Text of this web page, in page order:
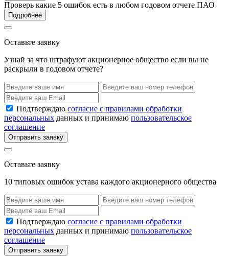
Проверь какие 5 ошибок есть в любом годовом отчете ПАО
Подробнее
Оставьте заявку
Узнай за что штрафуют акционерное общество если вы не
раскрыли в годовом отчете?
Подтверждаю согласие с правилами обработки
персональных данных и принимаю пользовательское
соглашение
Отправить заявку
Оставьте заявку
10 типовых ошибок устава каждого акционерного общества
Подтверждаю согласие с правилами обработки
персональных данных и принимаю пользовательское
соглашение
Отправить заявку